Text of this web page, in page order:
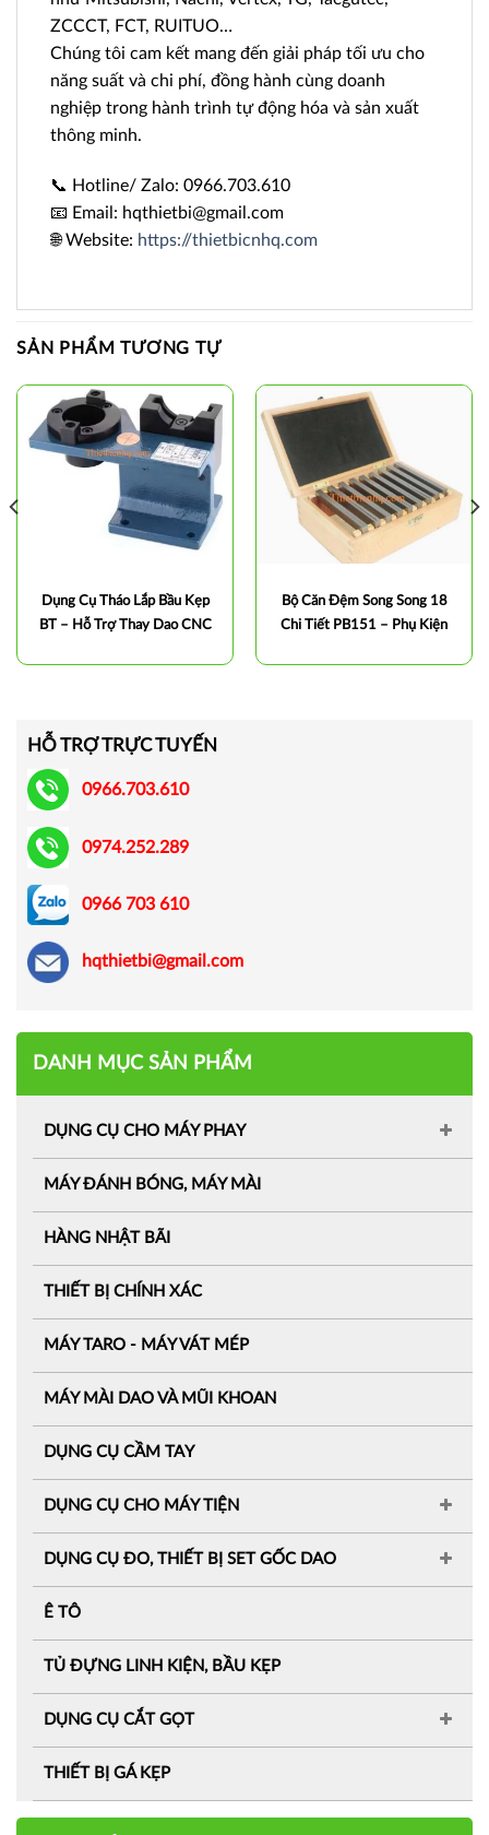
ZCCCT, FCT, RUITUO…
Chúng tôi cam kết mang đến giải pháp tối ưu cho
năng suất và chi phí, đồng hành cùng doanh
nghiệp trong hành trình tự động hóa và sản xuất
thông minh.
📞 Hotline/ Zalo: 0966.703.610
📧 Email: hqthietbi@gmail.com
🌐 Website: https://thietbicnhq.com
SẢN PHẨM TƯƠNG TỰ
Dụng Cụ Tháo Lắp Bầu Kẹp
BT – Hỗ Trợ Thay Dao CNC
Bộ Căn Đệm Song Song 18
Chi Tiết PB151 – Phụ Kiện
HỖ TRỢ TRỰC TUYẾN
0966.703.610
0974.252.289
0966 703 610
hqthietbi@gmail.com
DANH MỤC SẢN PHẨM
DỤNG CỤ CHO MÁY PHAY
MÁY ĐÁNH BÓNG, MÁY MÀI
HÀNG NHẬT BÃI
THIẾT BỊ CHÍNH XÁC
MÁY TARO - MÁY VÁT MÉP
MÁY MÀI DAO VÀ MŨI KHOAN
DỤNG CỤ CẦM TAY
DỤNG CỤ CHO MÁY TIỆN
DỤNG CỤ ĐO, THIẾT BỊ SET GỐC DAO
Ê TÔ
TỦ ĐỰNG LINH KIỆN, BẦU KẸP
DỤNG CỤ CẮT GỌT
THIẾT BỊ GÁ KẸP